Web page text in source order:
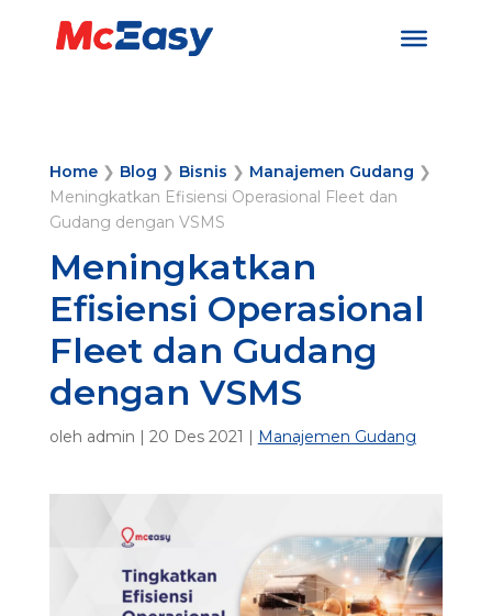
Home❯ Blog ❯ Bisnis ❯ Manajemen Gudang ❯
Meningkatkan Efisiensi Operasional Fleet dan
Gudang dengan VSMS
Meningkatkan
Efisiensi Operasional
Fleet dan Gudang
dengan VSMS
oleh admin | 20 Des 2021 | Manajemen Gudang